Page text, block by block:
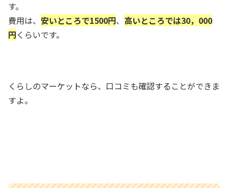
す。
費用は、 安いところで1500円、 高いところでは30，000
円くらいです。
くらしのマーケットなら、口コミも確認することができま
すよ。